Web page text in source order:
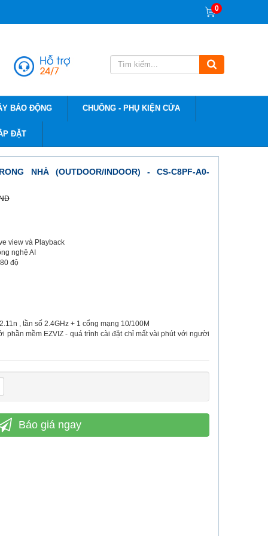
0
BÁO ĐỘNG CHUÔNG - PHỤ KIỆN CỬA
ĐẶT
NHÀ (OUTDOOR/INDOOR) - CS-C8PF-A0-
view và Playback
nghệ AI
độ
, tần số 2.4GHz + 1 cổng mạng 10/100M
phần mềm EZVIZ - quá trình cài đặt chỉ mất vài phút với người
Báo giá ngay